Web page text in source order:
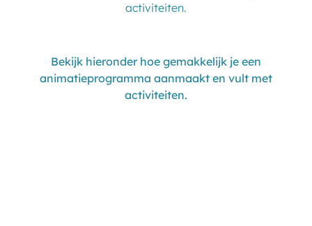
activiteiten.
Bekijk hieronder hoe gemakkelijk je een
animatieprogramma aanmaakt en vult met
activiteiten.